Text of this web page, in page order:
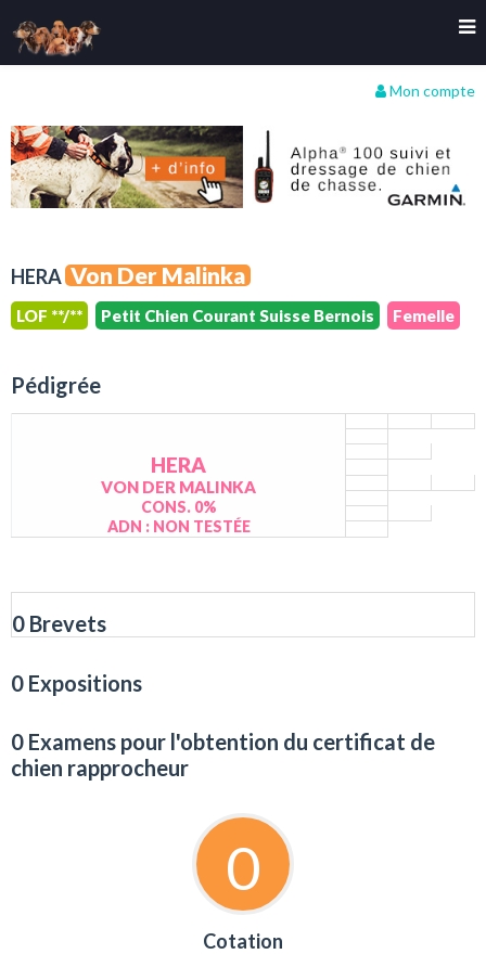
Mon compte
HERA Von Der Malinka
LOF **/** Petit Chien Courant Suisse Bernois Femelle
Pédigrée
HERA
VON DER MALINKA
CONS. 0%
ADN : NON TESTÉE
0 Brevets
0 Expositions
0 Examens pour l'obtention du certificat de
chien rapprocheur
0
Cotation